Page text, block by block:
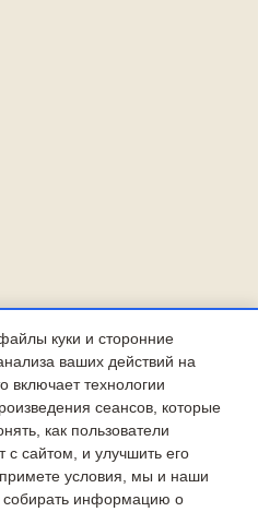
куки и сторонние
ваших действий на
включает технологии
сеансов, которые
как пользователи
с сайтом, и улучшить его
условия, мы и наши
собирать информацию о